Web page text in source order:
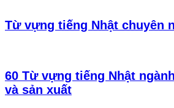
Từ vựng tiếng Nhật chuyên
60 Từ vựng tiếng Nhật
và sản xuất